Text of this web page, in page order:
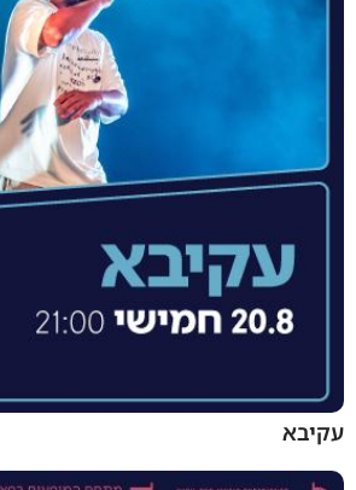
עקיבא